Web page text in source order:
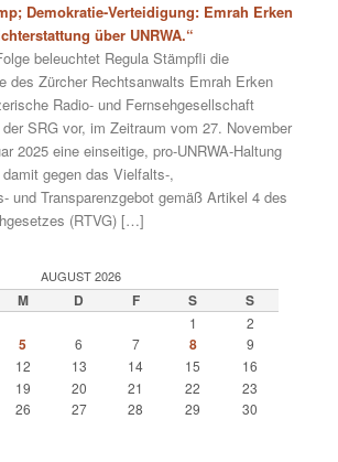
Demokratie-Verteidigung: Emrah Erken
über UNRWA.“
beleuchtet Regula Stämpfli die
des Zürcher Rechtsanwalts Emrah Erken
Radio- und Fernsehgesellschaft
SRG vor, im Zeitraum vom 27. November
2025 eine einseitige, pro-UNRWA-Haltung
gegen das Vielfalts-,
und Transparenzgebot gemäß Artikel 4 des
(RTVG) […]
AUGUST 2026
M D F S S
1
2
5 6 7 8 9
12 13 14 15
16
19 20 21 22
23
26 27 28 29
30